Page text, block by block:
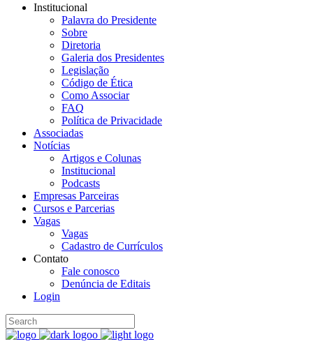
Institucional
Palavra do Presidente
Sobre
Diretoria
Galeria dos Presidentes
Legislação
Código de Ética
Como Associar
FAQ
Política de Privacidade
Associadas
Notícias
Artigos e Colunas
Institucional
Podcasts
Empresas Parceiras
Cursos e Parcerias
Vagas
Vagas
Cadastro de Currículos
Contato
Fale conosco
Denúncia de Editais
Login